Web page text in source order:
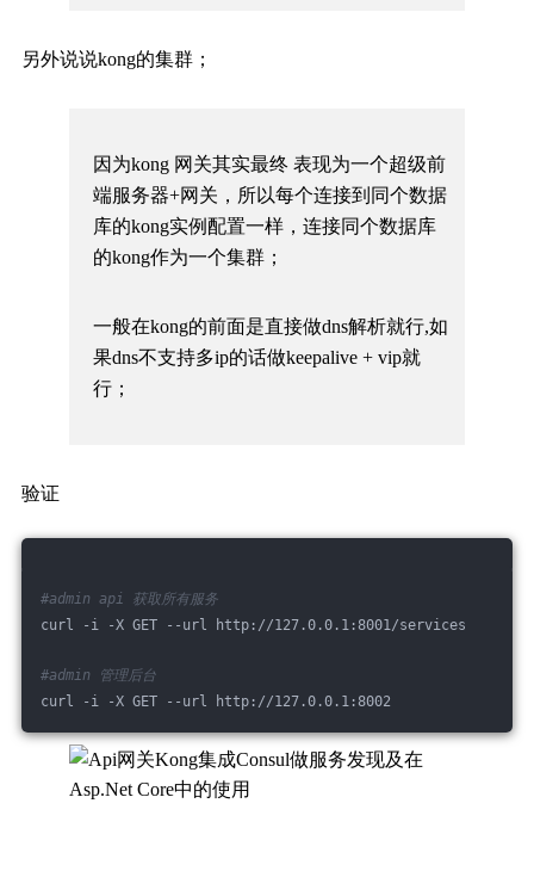
另外说说kong的集群；
因为kong 网关其实最终 表现为一个超级前
端服务器+网关，所以每个连接到同个数据
库的kong实例配置一样，连接同个数据库
的kong作为一个集群；
一般在kong的前面是直接做dns解析就行,如
果dns不支持多ip的话做keepalive + vip就
行；
验证
#admin api 获取所有服务
curl -i -X GET --url http://127.0.0.1:8001/services
#admin 管理后台
curl -i -X GET --url http://127.0.0.1:8002